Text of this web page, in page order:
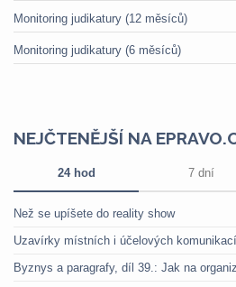
Monitoring judikatury (12 měsíců)
Monitoring judikatury (6 měsíců)
NEJČTENĚJŠÍ NA
24 hod 7 dní
Než se upíšete do reality show
Uzavírky místních i účelových
Byznys a paragrafy, díl 39.: Jak na